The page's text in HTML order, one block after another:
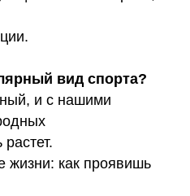
вид спорта?
и с нашими
жизни: как проявишь